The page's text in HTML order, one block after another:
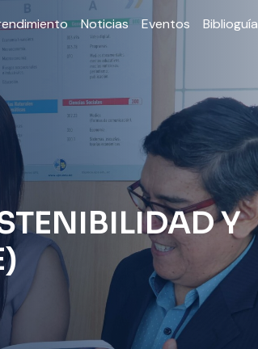
Noticias Eventos Biblioguía
Y